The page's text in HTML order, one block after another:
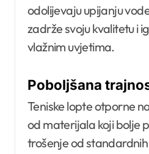
odolijevaju upijanju
zadrže svoju kvalitetu i
vlažnim uvjetima.
Poboljšana
Teniske lopte otporne
od materijala koji bolje
trošenje od